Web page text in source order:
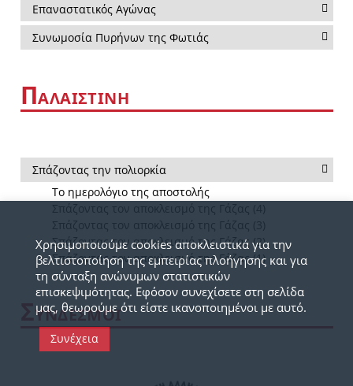
Επαναστατικός Αγώνας
Συνωμοσία Πυρήνων της Φωτιάς
ΠΑΛΑΙΣΤΙΝΗ
Σπάζοντας την πολιορκία
Το ημερολόγιο της αποστολής
Σπάζοντας τον αποκλεισμό της Γάζας (4)
Σπάζοντας τον αποκλεισμό της Γάζας (3)
Σπάζοντας τον αποκλεισμό της Γάζας (2)
Σπάζοντας τον αποκλεισμό της Γάζας (1)
ΥΝΔΕΣΜΟΙ
Χρησιμοποιούμε cookies αποκλειστικά για την
βελτιστοποίηση της εμπειρίας πλοήγησης και για
τη σύνταξη ανώνυμων στατιστικών
επισκεψιμότητας. Εφόσον συνεχίσετε στη σελίδα
μας, θεωρούμε ότι είστε ικανοποιημένοι με αυτό.
Συνέχεια